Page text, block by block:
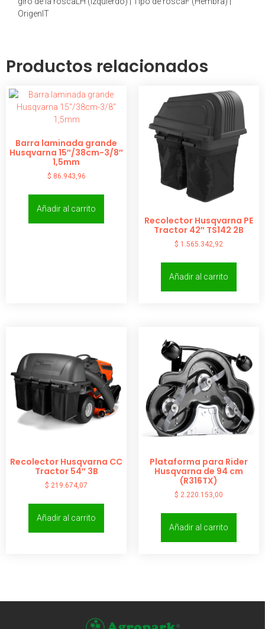
OrigenIT
Productos relacionados
Barra laminada grande
Husqvarna 15″/38cm-3/8″
1,5mm
$ 86.943,96
Añadir al carrito
Recolector Husqvarna PE
Tractor 42″ TS142 2B
$ 1.565.342,92
Añadir al carrito
Recolector Husqvarna CC
Tractor 54″ 3B
$ 219.674,07
Añadir al carrito
Plataforma para Rider
Husqvarna de 94 cm
(R316TX)
$ 2.220.153,00
Añadir al carrito